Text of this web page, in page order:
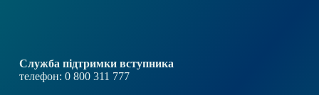
Служба підтримки вступника
телефон: 0 800 311 777